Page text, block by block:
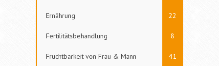
Ernährung 22
Fertilitätsbehandlung 8
Fruchtbarkeit von Frau & Mann 41